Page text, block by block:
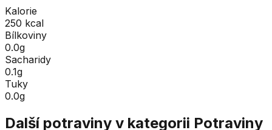
Kalorie
250 kcal
Bílkoviny
0.0g
Sacharidy
0.1g
Tuky
0.0g
Další potraviny v kategorii Potraviny